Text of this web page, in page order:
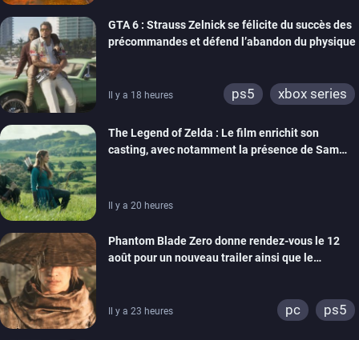
GTA 6 : Strauss Zelnick se félicite du succès des
précommandes et défend l’abandon du physique
Il y a 18 heures ps5 xbox series
The Legend of Zelda : Le film enrichit son
casting, avec notamment la présence de Sam
Il y a 20 heures
Phantom Blade Zero donne rendez-vous le 12
août pour un nouveau trailer ainsi que le
Il y a 23 heures pc ps5